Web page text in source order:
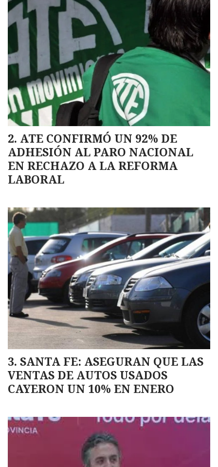
ATE CONFIRMÓ UN 92% DE
ADHESIÓN AL PARO NACIONAL
EN RECHAZO A LA REFORMA
LABORAL
SANTA FE: ASEGURAN QUE LAS
VENTAS DE AUTOS USADOS
CAYERON UN 10% EN ENERO